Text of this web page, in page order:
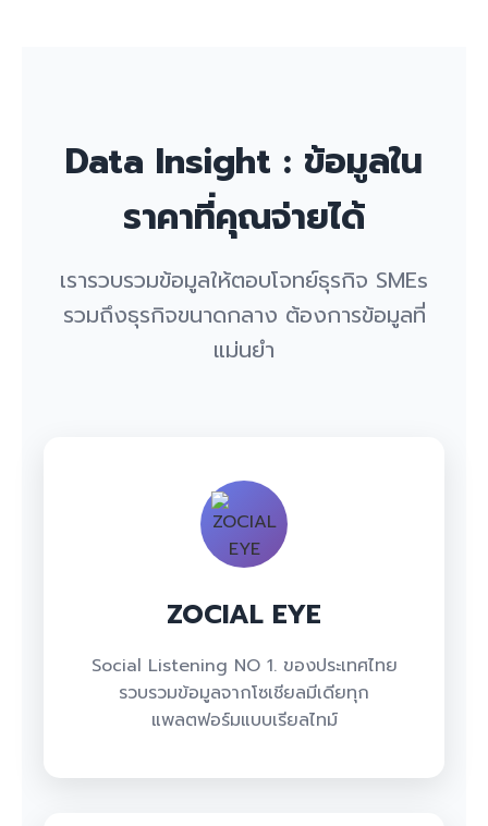
Data Insight : ข้อมูลใน
ราคาที่คุณจ่ายได้
เรารวบรวมข้อมูลให้ตอบโจทย์ธุรกิจ SMEs
รวมถึงธุรกิจขนาดกลาง ต้องการข้อมูลที่
แม่นยำ
ZOCIAL EYE
Social Listening NO 1. ของประเทศไทย
รวบรวมข้อมูลจากโซเชียลมีเดียทุก
แพลตฟอร์มแบบเรียลไทม์